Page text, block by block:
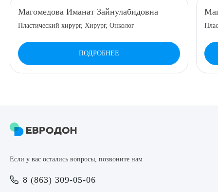
8 (863) 309-05-06
ЗАКАЗАТЬ ЗВОНОК
ЗАПИСЬ ОНЛАЙН
Магомедова Иманат Зайнулабидовна
Пластический хирург, Хирург, Онколог
ПОДРОБНЕЕ
Если у вас остались вопросы, позвоните нам
8 (863) 309-05-06ОТПРАВИТЬ